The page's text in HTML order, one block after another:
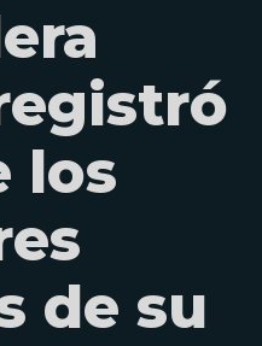
los
de su